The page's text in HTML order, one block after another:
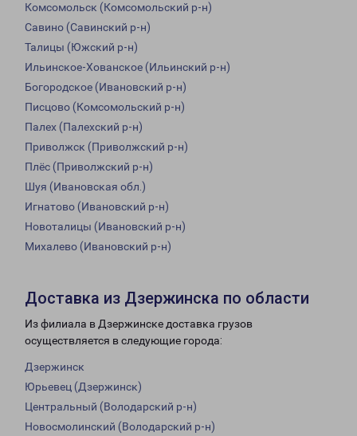
Комсомольск (Комсомольский р-н)
Савино (Савинский р-н)
Талицы (Южский р-н)
Ильинское-Хованское (Ильинский р-н)
Богородское (Ивановский р-н)
Писцово (Комсомольский р-н)
Палех (Палехский р-н)
Приволжск (Приволжский р-н)
Плёс (Приволжский р-н)
Шуя (Ивановская обл.)
Игнатово (Ивановский р-н)
Новоталицы (Ивановский р-н)
Михалево (Ивановский р-н)
Доставка из Дзержинска по области
Из филиала в Дзержинске доставка грузов
осуществляется в следующие города:
Дзержинск
Юрьевец (Дзержинск)
Центральный (Володарский р-н)
Новосмолинский (Володарский р-н)